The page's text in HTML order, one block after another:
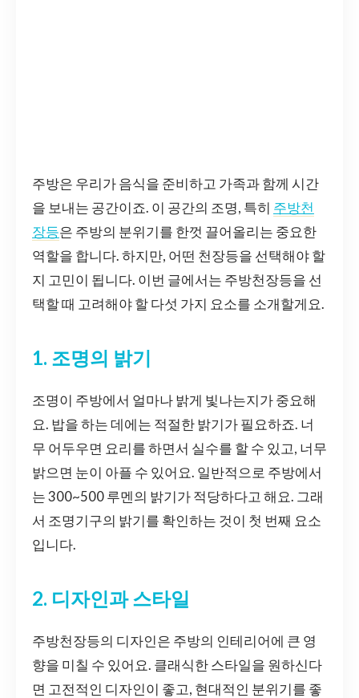
주방은 우리가 음식을 준비하고 가족과 함께 시간
을 보내는 공간이죠. 이 공간의 조명, 특히 주방천
장등은 주방의 분위기를 한껏 끌어올리는 중요한
역할을 합니다. 하지만, 어떤 천장등을 선택해야 할
지 고민이 됩니다. 이번 글에서는 주방천장등을 선
택할 때 고려해야 할 다섯 가지 요소를 소개할게요.
1. 조명의 밝기
조명이 주방에서 얼마나 밝게 빛나는지가 중요해
요. 밥을 하는 데에는 적절한 밝기가 필요하죠. 너
무 어두우면 요리를 하면서 실수를 할 수 있고, 너무
밝으면 눈이 아플 수 있어요. 일반적으로 주방에서
는 300~500 루멘의 밝기가 적당하다고 해요. 그래
서 조명기구의 밝기를 확인하는 것이 첫 번째 요소
입니다.
2. 디자인과 스타일
주방천장등의 디자인은 주방의 인테리어에 큰 영
향을 미칠 수 있어요. 클래식한 스타일을 원하신다
면 고전적인 디자인이 좋고, 현대적인 분위기를 좋